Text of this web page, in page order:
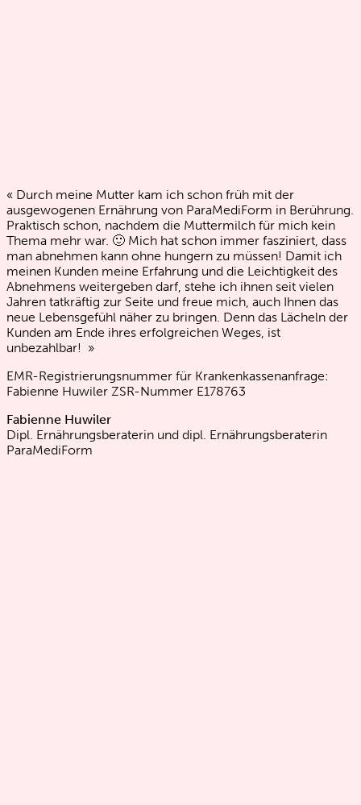
« Durch meine Mutter kam ich schon früh mit der
ausgewogenen Ernährung von ParaMediForm in Berührung.
Praktisch schon, nachdem die Muttermilch für mich kein
Thema mehr war. 🙂 Mich hat schon immer fasziniert, dass
man abnehmen kann ohne hungern zu müssen! Damit ich
meinen Kunden meine Erfahrung und die Leichtigkeit des
Abnehmens weitergeben darf, stehe ich ihnen seit vielen
Jahren tatkräftig zur Seite und freue mich, auch Ihnen das
neue Lebensgefühl näher zu bringen. Denn das Lächeln der
Kunden am Ende ihres erfolgreichen Weges, ist
unbezahlbar! »
EMR-Registrierungsnummer für Krankenkassenanfrage:
Fabienne Huwiler ZSR-Nummer E178763
Fabienne Huwiler
Dipl. Ernährungsberaterin und dipl. Ernährungsberaterin
ParaMediForm